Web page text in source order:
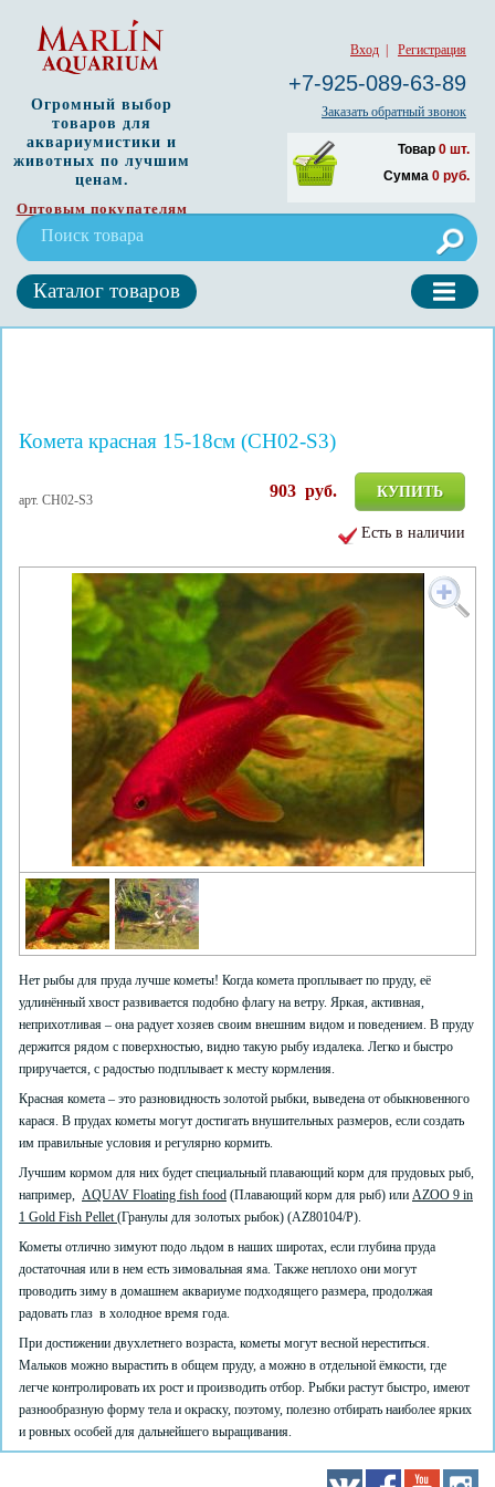
Вход Регистрация
+7-925-089-63-89
Заказать обратный звонок
Товар 0 шт.
Сумма 0 руб.
Огромный выбор
товаров для
аквариумистики и
животных по лучшим
ценам.
Оптовым покупателям
Каталог товаров
Комета красная 15-18см (CH02-S3)
арт. CH02-S3 КУПИТЬ
903 руб.
Есть в наличии
Нет рыбы для пруда лучше кометы! Когда комета проплывает по пруду, её
удлинённый хвост развивается подобно флагу на ветру. Яркая, активная,
неприхотливая – она радует хозяев своим внешним видом и поведением. В пруду
держится рядом с поверхностью, видно такую рыбу издалека. Легко и быстро
приручается, с радостью подплывает к месту кормления.
Красная комета – это разновидность золотой рыбки, выведена от обыкновенного
карася. В прудах кометы могут достигать внушительных размеров, если создать
им правильные условия и регулярно кормить.
Лучшим кормом для них будет специальный плавающий корм для прудовых рыб,
например, AQUAV Floating fish food (Плавающий корм для рыб) или AZOO 9 in
1 Gold Fish Pellet(Гранулы для золотых рыбок) (AZ80104/P).
Кометы отлично зимуют подо льдом в наших широтах, если глубина пруда
достаточная или в нем есть зимовальная яма. Также неплохо они могут
проводить зиму в домашнем аквариуме подходящего размера, продолжая
радовать глаз в холодное время года.
При достижении двухлетнего возраста, кометы могут весной нереститься.
Мальков можно вырастить в общем пруду, а можно в отдельной ёмкости, где
легче контролировать их рост и производить отбор. Рыбки растут быстро, имеют
разнообразную форму тела и окраску, поэтому, полезно отбирать наиболее ярких
и ровных особей для дальнейшего выращивания.